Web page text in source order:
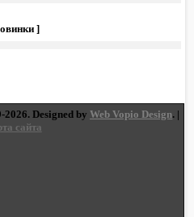
]
2026. Designed byWeb Vopio Design. |
сайта